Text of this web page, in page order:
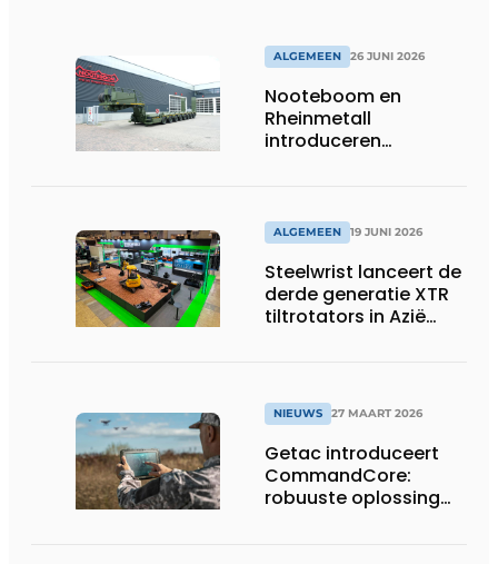
ALGEMEEN 26 JUNI 2026
Nooteboom en
Rheinmetall
introduceren
ALGEMEEN 19 JUNI 2026
Steelwrist lanceert de
derde generatie XTR
tiltrotators in Azië
NIEUWS 27 MAART 2026
Getac introduceert
CommandCore:
robuuste oplossing